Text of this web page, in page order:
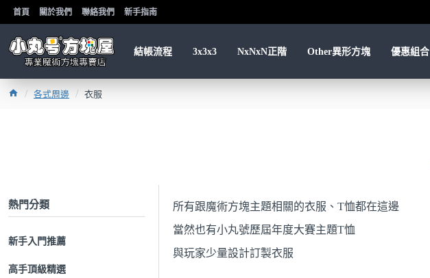
首頁 關於我們 聯絡我們 新手指南
結帳流程 3x3x3 NxNxN正階 Other異形方塊 優惠組合
各式周邊 衣服
熱門分類
新手入門推薦
高手頂級精選
所有跟魔術方塊主題相關的衣服、T恤都在這邊
當然也有小丸號歷屆年度大賽主題T恤
與玩家少量設計訂製衣服